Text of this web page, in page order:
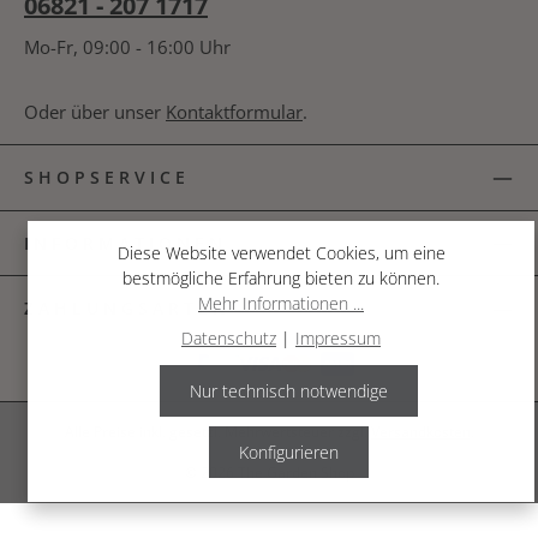
Mo-Fr, 09:00 - 16:00 Uhr
Oder über unser Kontaktformular.
SHOPSERVICE
INFORMATIONEN
ZAHLUNGSARTEN
Alle Preise inkl. gesetzl. Mehrwertsteuer zzgl.
Diese Website verwendet Cookies, um eine
bestmögliche Erfahrung bieten zu können.
Mehr Informationen ...
Datenschutz | Impressum
Nur technisch notwendige
Konfigurieren